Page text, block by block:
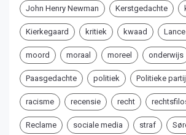
John Henry Newman Kerstgedachte
Kierkegaard kritiek kwaad
moord moraal moreel onderwijs
Paasgedachte politiek Politieke
racisme recensie recht
Reclame sociale media straf